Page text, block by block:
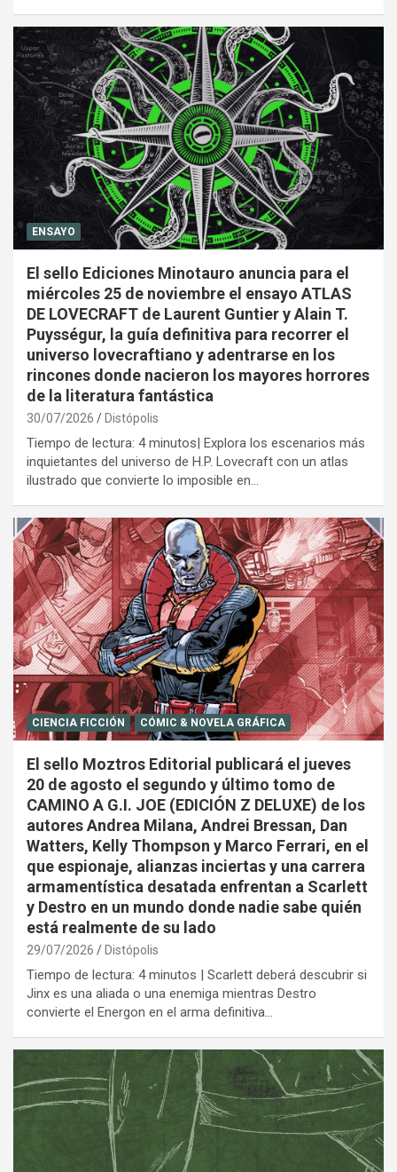
ENSAYO
El sello Ediciones Minotauro anuncia para el
miércoles 25 de noviembre el ensayo ATLAS
DE LOVECRAFT de Laurent Guntier y Alain T.
Puysségur, la guía definitiva para recorrer el
universo lovecraftiano y adentrarse en los
rincones donde nacieron los mayores horrores
de la literatura fantástica
30/07/2026 Distópolis
Tiempo de lectura: 4 minutos| Explora los escenarios más
inquietantes del universo de H.P. Lovecraft con un atlas
ilustrado que convierte lo imposible en…
CIENCIA FICCIÓN CÓMIC & NOVELA GRÁFICA
El sello Moztros Editorial publicará el jueves
20 de agosto el segundo y último tomo de
CAMINO A G.I. JOE (EDICIÓN Z DELUXE) de los
autores Andrea Milana, Andrei Bressan, Dan
Watters, Kelly Thompson y Marco Ferrari, en el
que espionaje, alianzas inciertas y una carrera
armamentística desatada enfrentan a Scarlett
y Destro en un mundo donde nadie sabe quién
está realmente de su lado
29/07/2026 Distópolis
Tiempo de lectura: 4 minutos | Scarlett deberá descubrir si
Jinx es una aliada o una enemiga mientras Destro
convierte el Energon en el arma definitiva…